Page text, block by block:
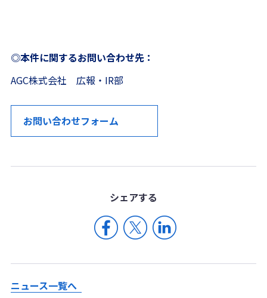
◎本件に関するお問い合わせ先：
AGC株式会社 広報・IR部
お問い合わせフォーム
シェアする
ニュース一覧へ